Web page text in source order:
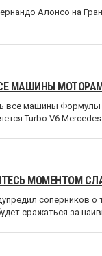
Алонсо на
МАШИНЫ МОТОРАМИ
все машины
Turbo V6 Mercedes.
МОМЕНТОМ
соперников о
сражаться за